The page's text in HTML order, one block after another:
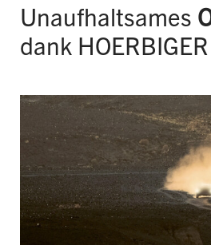
Unaufhaltsames
dank